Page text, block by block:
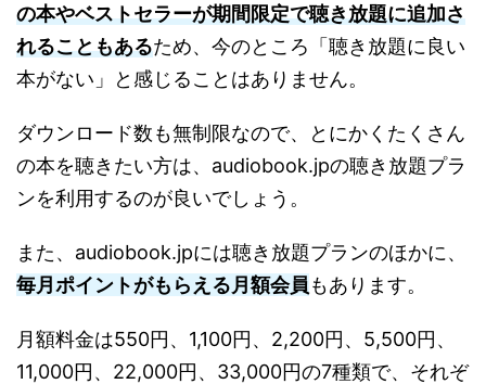
の本やベストセラーが期間限定で聴き放題に追加さ
れることもあるため、今のところ「聴き放題に良い
本がない」と感じることはありません。
ダウンロード数も無制限なので、とにかくたくさん
の本を聴きたい方は、audiobook.jpの聴き放題プラ
ンを利用するのが良いでしょう。
また、audiobook.jpには聴き放題プランのほかに、
毎月ポイントがもらえる月額会員もあります。
月額料金は550円、1,100円、2,200円、5,500円、
11,000円、22,000円、33,000円の7種類で、それぞ